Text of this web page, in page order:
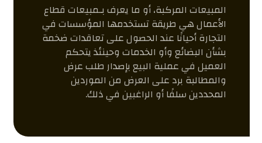
المبيعات المركبة، أو ما يعرف بـمبيعات قطاع
الأعمال هي طريقة تستخدمها المؤسسات في
التجارة أحيانًا عند الحصول على تعاقدات ضخمة
بشأن البضائع وأو الخدمات وحينئذ يتحكم
العميل في عملية البيع بإصدار طلب عرض
والمطالبة برد على العرض من الموردين
المحددين سلفًا أو الراغبين في ذلك.